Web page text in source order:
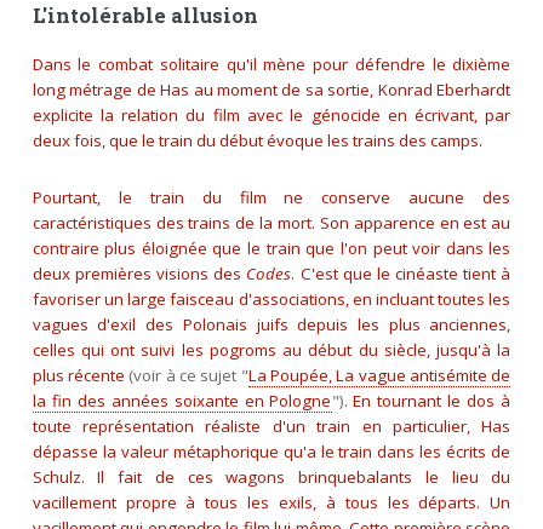
L'intolérable allusion
Dans le combat solitaire qu'il mène pour défendre le dixième
long métrage de Has au moment de sa sortie, Konrad Eberhardt
explicite la relation du film avec le génocide en écrivant, par
deux fois, que le train du début évoque les trains des camps.
Pourtant, le train du film ne conserve aucune des
caractéristiques des trains de la mort. Son apparence en est au
contraire plus éloignée que le train que l'on peut voir dans les
deux premières visions des Codes. C'est que le cinéaste tient à
favoriser un large faisceau d'associations, en incluant toutes les
vagues d'exil des Polonais juifs depuis les plus anciennes,
celles qui ont suivi les pogroms au début du siècle, jusqu'à la
plus récente (voir à ce sujet "La Poupée, La vague antisémite de
la fin des années soixante en Pologne"). En tournant le dos à
toute représentation réaliste d'un train en particulier, Has
dépasse la valeur métaphorique qu'a le train dans les écrits de
Schulz. Il fait de ces wagons brinquebalants le lieu du
vacillement propre à tous les exils, à tous les départs. Un